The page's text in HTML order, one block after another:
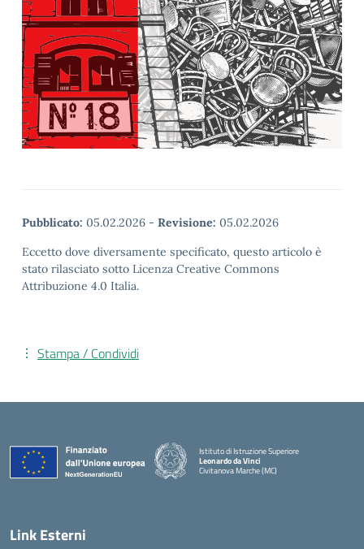
Pubblicato: 05.02.2026 - Revisione: 05.02.2026
Eccetto dove diversamente specificato, questo articolo è
stato rilasciato sotto Licenza Creative Commons
Attribuzione 4.0 Italia.
Stampa / Condividi
Istituto di Istruzione Superiore
Leonardo da Vinci
Civitanova Marche (MC)
Link Esterni